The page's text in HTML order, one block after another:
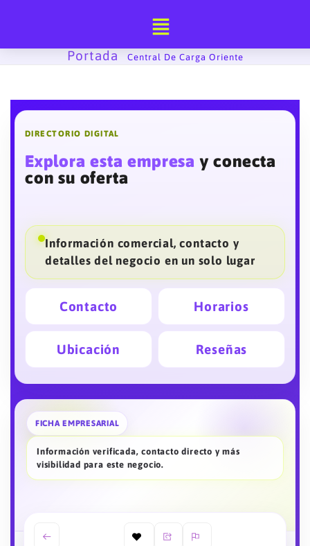
contenido Portada Central De Carga Oriente
DIRECTORIO DIGITAL
Explora esta empresa y conecta
con su oferta
Información comercial, contacto y
detalles del negocio en un solo lugar
Contacto Horarios
Ubicación Reseñas
FICHA EMPRESARIAL
Información verificada, contacto directo y más
visibilidad para este negocio.